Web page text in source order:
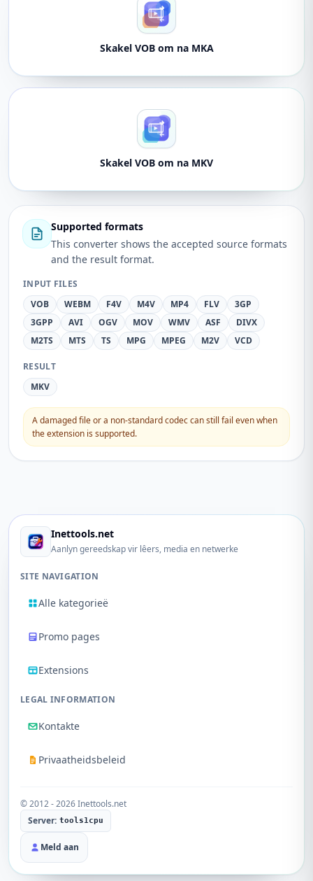
Skakel VOB om na MKA
Skakel VOB om na MKV
Supported formats
This converter shows the accepted source formats
and the result format.
INPUT FILES
VOB
WEBM F4V M4V MP4 FLV
3GP
3GPP
AVI OGV MOV WMV ASF
DIVX
M2TS
MTS TS MPG MPEG M2V VCD
RESULT
MKV
A damaged file or a non-standard codec can still fail even when
the extension is supported.
Inettools.net
Aanlyn gereedskap vir lêers, media en netwerke
SITE NAVIGATION
Alle kategorieë
Promo pages
Extensions
LEGAL INFORMATION
Kontakte
Privaatheidsbeleid
© 2012 - 2026 Inettools.net
Server: tools1cpu
Meld aan